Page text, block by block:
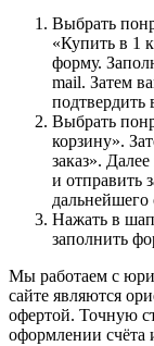
Выбрать
«Купить в 1
форму.
mail. Затем
подтвердить
Выбрать
корзину».
заказ».
и отправить
дальнейшего
Нажать в
заполнить
Мы работаем с
сайте являются
офертой. Точную
оформлении счёта